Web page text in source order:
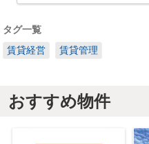
タグ一覧
賃貸経営
賃貸管理
おすすめ物件